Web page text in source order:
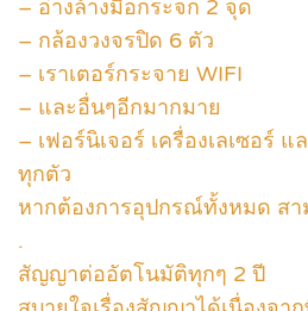
– อ่างล้างมือกระจก 2 จุด
– กล้องวงจรปิด 6 ตัว
– เราเตอร์กระจาย WIFI
– และอื่นๆอีกมากมาย
– เฟอร์นิเจอร์ เครื่องเลเซอร์
ทุกตัว
หากต้องการอุปกรณ์ทั้งหมด สา
.
สัญญาต่ออัตโนมัติทุกๆ 2 ปี